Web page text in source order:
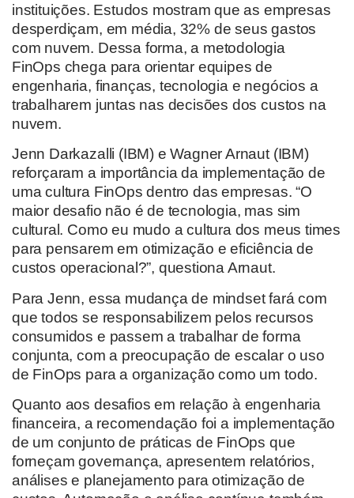
instituições. Estudos mostram que as empresas
desperdiçam, em média, 32% de seus gastos
com nuvem. Dessa forma, a metodologia
FinOps chega para orientar equipes de
engenharia, finanças, tecnologia e negócios a
trabalharem juntas nas decisões dos custos na
nuvem.
Jenn Darkazalli (IBM) e Wagner Arnaut (IBM)
reforçaram a importância da implementação de
uma cultura FinOps dentro das empresas. “O
maior desafio não é de tecnologia, mas sim
cultural. Como eu mudo a cultura dos meus times
para pensarem em otimização e eficiência de
custos operacional?”, questiona Arnaut.
Para Jenn, essa mudança de mindset fará com
que todos se responsabilizem pelos recursos
consumidos e passem a trabalhar de forma
conjunta, com a preocupação de escalar o uso
de FinOps para a organização como um todo.
Quanto aos desafios em relação à engenharia
financeira, a recomendação foi a implementação
de um conjunto de práticas de FinOps que
forneçam governança, apresentem relatórios,
análises e planejamento para otimização de